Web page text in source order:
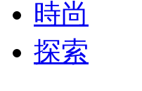
時尚
探索